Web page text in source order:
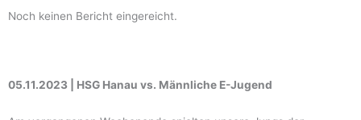
Noch keinen Bericht eingereicht.
05.11.2023 | HSG Hanau vs. Männliche E-Jugend